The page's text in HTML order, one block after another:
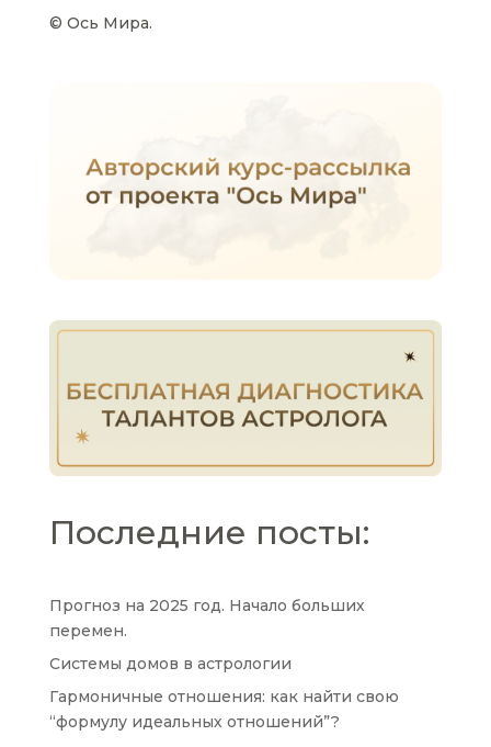
© Ось Мира.
Последние посты:
Прогноз на 2025 год. Начало больших
перемен.
Системы домов в астрологии
Гармоничные отношения: как найти свою
“формулу идеальных отношений”?